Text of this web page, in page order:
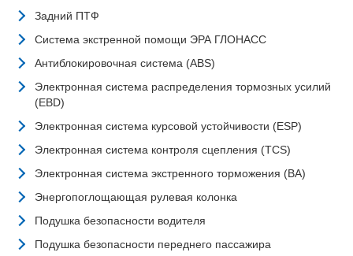
Задний ПТФ
Система экстренной помощи ЭРА ГЛОНАСС
Антиблокировочная система (ABS)
Электронная система распределения тормозных усилий
(EBD)
Электронная система курсовой устойчивости (ESP)
Электронная система контроля сцепления (TCS)
Электронная система экстренного торможения (BA)
Энергопоглощающая рулевая колонка
Подушка безопасности водителя
Подушка безопасности переднего пассажира